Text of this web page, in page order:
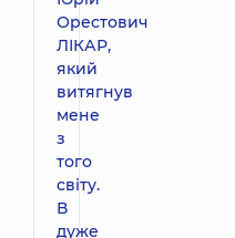
Орестович
ЛІКАР,
який
витягнув
мене
з
того
світу.
В
дуже